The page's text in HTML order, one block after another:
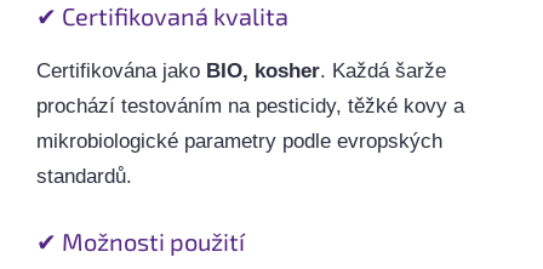
✔ Certifikovaná kvalita
Certifikována jako BIO, kosher. Každá šarže
prochází testováním na pesticidy, těžké kovy a
mikrobiologické parametry podle evropských
standardů.
✔ Možnosti použití